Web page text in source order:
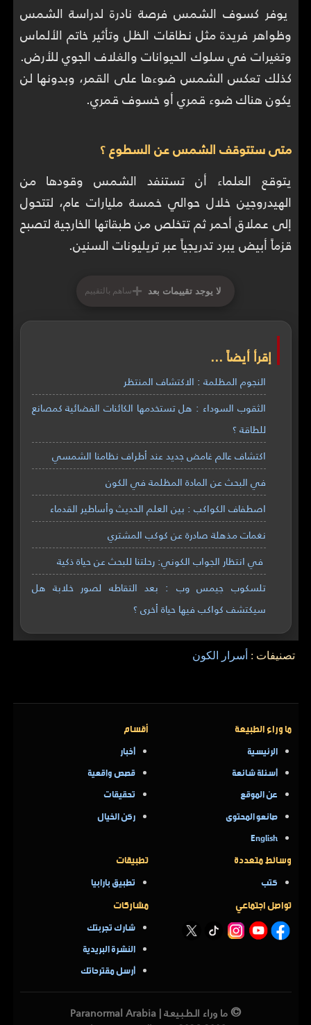
يوفر كسوف الشمس فرصة نادرة لدراسة الشمس
وظواهر فريدة مثل نطاقات الظل وتأثير خاتم الألماس
وتغيرات في سلوك الحيوانات والغلاف الجوي للأرض.
كذلك تعكس الشمس ضوءها على القمر، وبدونها لن
يكون هناك ضوء قمري أو خسوف قمري.
متى ستتوقف الشمس عن السطوع ؟
يتوقع العلماء أن تستنفد الشمس وقودها من
الهيدروجين خلال حوالي خمسة مليارات عام، لتتحول
إلى عملاق أحمر ثم تتخلص من طبقاتها الخارجية لتصبح
قزماً أبيض يبرد تدريجياً عبر تريليونات السنين.
لا يوجد تقييمات بعد +ساهم بالتقييم
إقرأ أيضاً ...
النجوم المظلمة : الاكتشاف المنتظر
الثقوب السوداء : هل تستخدمها الكائنات الفضائية كمصانع
للطاقة ؟
اكتشاف عالم غامض جديد عند أطراف نظامنا الشمسي
في البحث عن المادة المظلمة في الكون
اصطفاف الكواكب : بين العلم الحديث وأساطير القدماء
نغمات مذهلة صادرة عن كوكب المشتري
في انتظار الجواب الكوني: رحلتنا للبحث عن حياة ذكية
تلسكوب جيمس وب : بعد التقاطه لصور خلابة هل
سيكتشف كواكب فيها حياة أخرى ؟
تصنيفات : أسرار الكون
ما وراء الطبيعة
الرئيسية
أسئلة شائعة
عن الموقع
صانعو المحتوى
English
أقسام
أخبار
قصص واقعية
تحقيقات
ركن الخيال
وسائط متعددة
كتب
تطبيقات
تطبيق بارابيا
تواصل اجتماعي مشاركات
شارك تجربتك
النشرة البريدية
أرسل مقترحاتك
©ما وراء الـطـبـيعـة | Paranormal Arabia